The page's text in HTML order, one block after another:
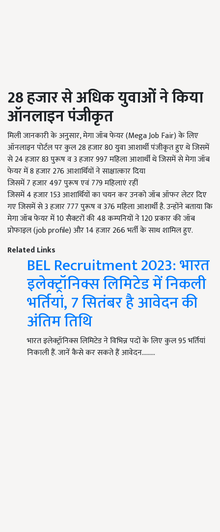
28हजार से अधिक युवाओं ने किया
ऑनलाइन पंजीकृत
मिली जानकारी के अनुसार,मेगा जॉब फेयर (Mega Job Fair)के लिए
ऑनलाइन पोर्टल पर कुल28हजार80युवा आशार्थी पंजीकृत हुए थे जिसमें
से24हजार83पुरूष व3हजार997महिला आशार्थी थे जिसमें से मेगा जॉब
फेयर में8हजार276आशार्थियों ने साक्षात्कार दिया
जिसमें7हजार497पुरूष एवं779महिलाएं रहीं
जिसमें4हजार153 आशार्थियों का चयन कर उनको जॉब ऑफर लेटर दिए
गए जिसमें से3हजार777पुरूष व376महिला आशार्थी है. उन्होंने बताया कि
मेगा जॉब फेयर में10सैक्टरों की48कम्पनियों ने120प्रकार की जॉब
प्रोफाइल (job profile) और14हजार266भर्ती के साथ शामिल हुए.
Related Links
BEL Recruitment 2023: भारत
इलेक्ट्रॉनिक्स लिमिटेड में निकली
भर्तियां, 7 सितंबर है आवेदन की
अंतिम तिथि
भारत इलेक्ट्रॉनिक्स लिमिटेड ने विभिन्न पदों के लिए कुल 95 भर्तियां
निकाली हैं. जानें कैसे कर सकते हैं आवेदन………